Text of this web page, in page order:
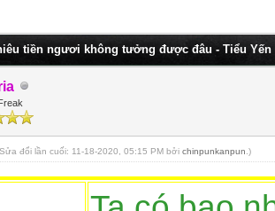
tiền ngươi không tưởng được đâu - Tiểu Yến
đổi lần cuối: 11-18-2020, 05:15 PM bởi chinpunkanpun .)